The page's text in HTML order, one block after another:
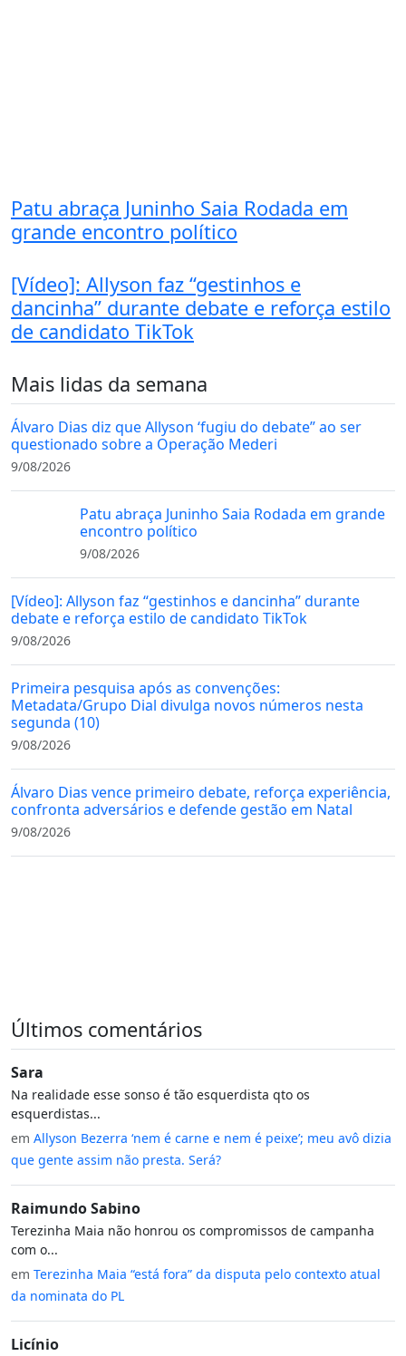
Patu abraça Juninho Saia Rodada em
grande encontro político
[Vídeo]: Allyson faz “gestinhos e
dancinha” durante debate e reforça estilo
de candidato TikTok
Mais lidas da semana
Álvaro Dias diz que Allyson ‘fugiu do debate” ao ser
questionado sobre a Operação Mederi
9/08/2026
Patu abraça Juninho Saia Rodada em grande
encontro político
9/08/2026
[Vídeo]: Allyson faz “gestinhos e dancinha” durante
debate e reforça estilo de candidato TikTok
9/08/2026
Primeira pesquisa após as convenções:
Metadata/Grupo Dial divulga novos números nesta
segunda (10)
9/08/2026
Álvaro Dias vence primeiro debate, reforça experiência,
confronta adversários e defende gestão em Natal
9/08/2026
Últimos comentários
Sara
Na realidade esse sonso é tão esquerdista qto os
esquerdistas...
em Allyson Bezerra ‘nem é carne e nem é peixe’; meu avô dizia
que gente assim não presta. Será?
Raimundo Sabino
Terezinha Maia não honrou os compromissos de campanha
com o...
em Terezinha Maia “está fora” da disputa pelo contexto atual
da nominata do PL
Licínio